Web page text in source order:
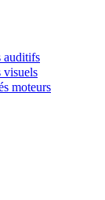
auditifs
visuels
moteurs